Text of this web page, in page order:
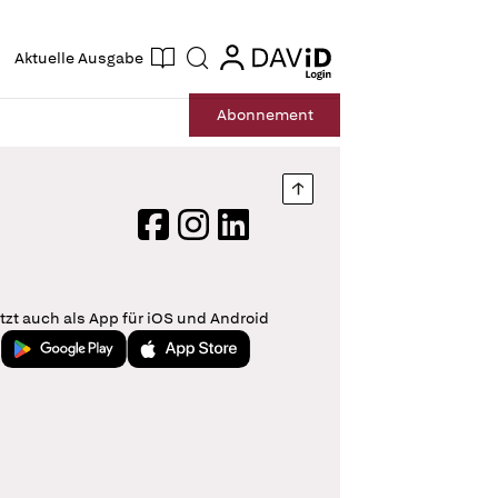
Aktuelle Ausgabe Suche login
login
Abonnement
Nach oben springen
FacebookInstagram
LinkedIn
auch als App für iOS und Android
Jetzt bei Google PlayLaden im App Store